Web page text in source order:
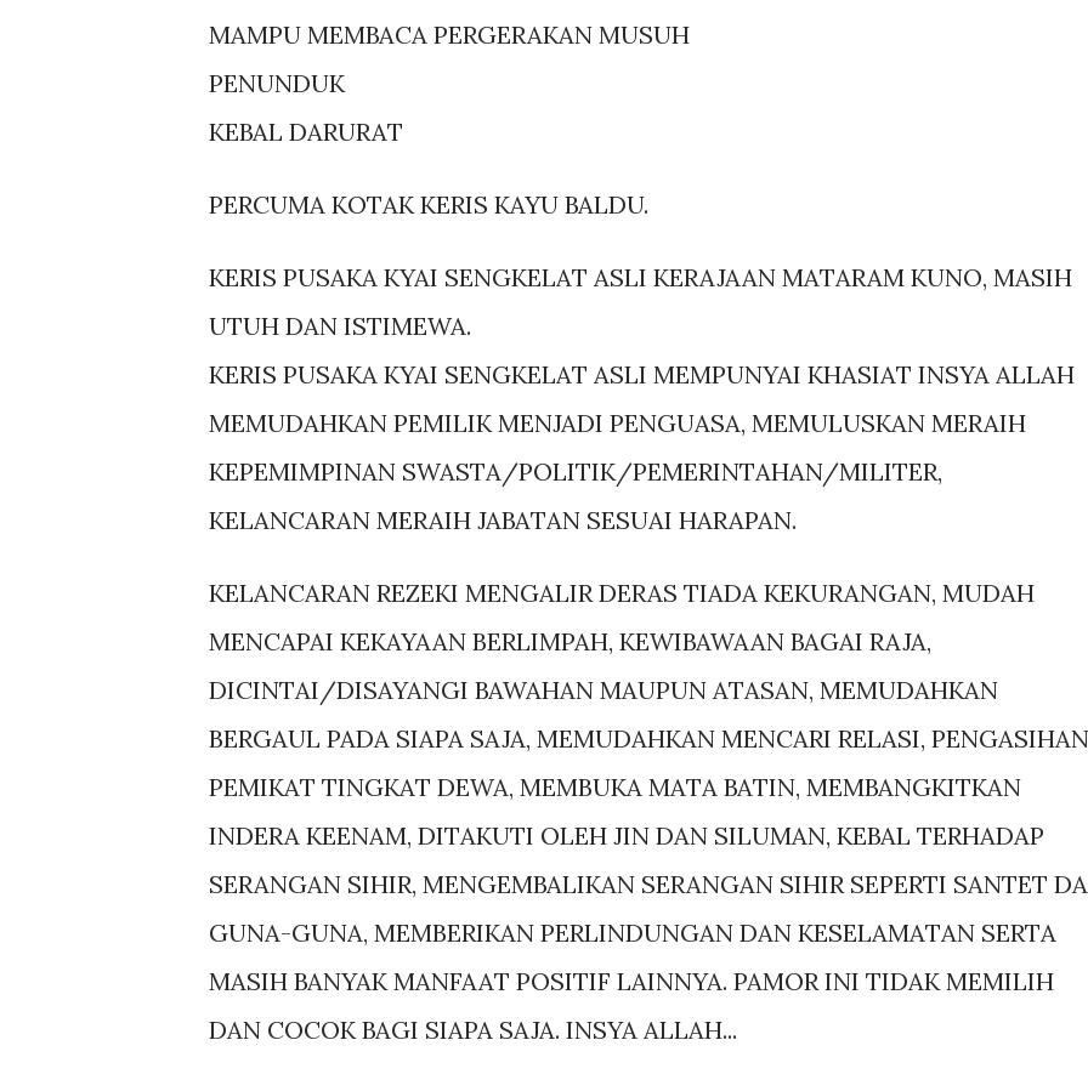
MAMPU MEMBACA PERGERAKAN MUSUH
PENUNDUK
KEBAL DARURAT
PERCUMA KOTAK KERIS KAYU BALDU.
KERIS PUSAKA KYAI SENGKELAT ASLI KERAJAAN MATARAM KUNO, MASIH
UTUH DAN ISTIMEWA.
KERIS PUSAKA KYAI SENGKELAT ASLI MEMPUNYAI KHASIAT INSYA ALLAH
MEMUDAHKAN PEMILIK MENJADI PENGUASA, MEMULUSKAN MERAIH
KEPEMIMPINAN SWASTA/POLITIK/PEMERINTAHAN/MILITER,
KELANCARAN MERAIH JABATAN SESUAI HARAPAN.
KELANCARAN REZEKI MENGALIR DERAS TIADA KEKURANGAN, MUDAH
MENCAPAI KEKAYAAN BERLIMPAH, KEWIBAWAAN BAGAI RAJA,
DICINTAI/DISAYANGI BAWAHAN MAUPUN ATASAN, MEMUDAHKAN
BERGAUL PADA SIAPA SAJA, MEMUDAHKAN MENCARI RELASI, PENGASIHAN
PEMIKAT TINGKAT DEWA, MEMBUKA MATA BATIN, MEMBANGKITKAN
INDERA KEENAM, DITAKUTI OLEH JIN DAN SILUMAN, KEBAL TERHADAP
SERANGAN SIHIR, MENGEMBALIKAN SERANGAN SIHIR SEPERTI SANTET
GUNA-GUNA, MEMBERIKAN PERLINDUNGAN DAN KESELAMATAN SERTA
MASIH BANYAK MANFAAT POSITIF LAINNYA. PAMOR INI TIDAK MEMILIH
DAN COCOK BAGI SIAPA SAJA. INSYA ALLAH...